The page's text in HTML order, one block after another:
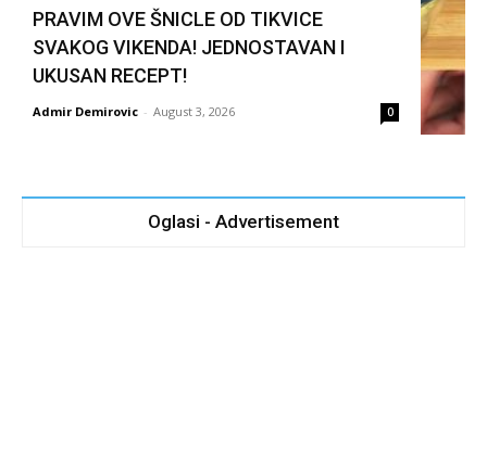
PRAVIM OVE ŠNICLE OD TIKVICE
SVAKOG VIKENDA! JEDNOSTAVAN I
UKUSAN RECEPT!
Admir Demirovic - August 3, 2026 0
Oglasi - Advertisement